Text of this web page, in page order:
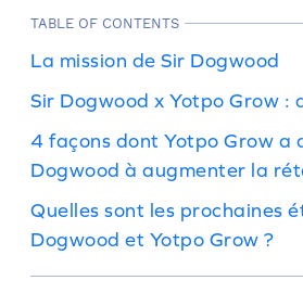
TABLE OF CONTENTS
La mission de Sir Dogwood
Sir Dogwood x Yotpo Grow :
4 façons dont Yotpo Grow a
Dogwood à augmenter la
Quelles sont les prochaines
Dogwood et Yotpo Grow ?